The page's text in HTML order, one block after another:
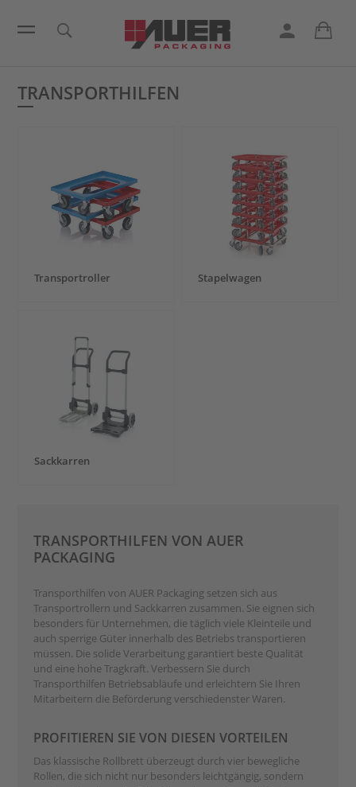
TRANSPORTHILFEN
Transportroller Stapelwagen
Sackkarren
TRANSPORTHILFEN VON AUER
PACKAGING
Transporthilfen von AUER Packaging setzen sich aus
Transportrollern und Sackkarren zusammen. Sie eignen sich
besonders für Unternehmen, die täglich viele Kleinteile und
auch sperrige Güter innerhalb des Betriebs transportieren
müssen. Die solide Verarbeitung garantiert beste Qualität
und eine hohe Tragkraft. Verbessern Sie durch
Transporthilfen Betriebsabläufe und erleichtern Sie Ihren
Mitarbeitern die Beförderung verschiedenster Waren.
PROFITIEREN SIE VON DIESEN VORTEILEN
Das klassische Rollbrett überzeugt durch vier bewegliche
Rollen, die sich nicht nur besonders leichtgängig, sondern